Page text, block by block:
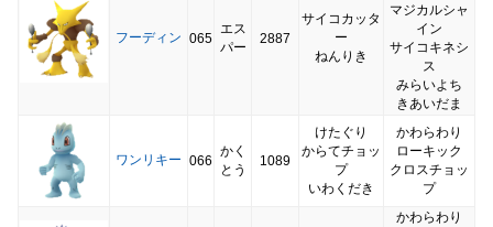
フーディン 065
エス
パー
2887
サイコカッタ
ー
ねんりき
マジカルシャ
イン
サイコキネシ
ス
みらいよち
きあいだま
ワンリキー 066
かく
とう
1089
けたぐり
からてチョッ
プ
いわくだき
かわらわり
ローキック
クロスチョッ
プ
かわらわり